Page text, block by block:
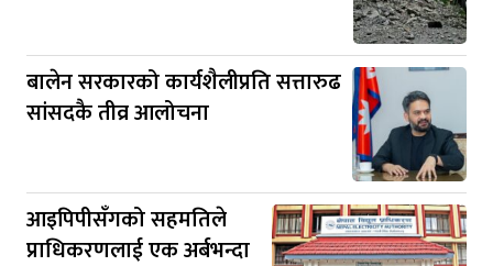
बालेन सरकारको कार्यशैलीप्रति सत्तारुढ
सांसदकै तीव्र आलोचना
आइपिपीसँगको सहमतिले
प्राधिकरणलाई एक अर्बभन्दा